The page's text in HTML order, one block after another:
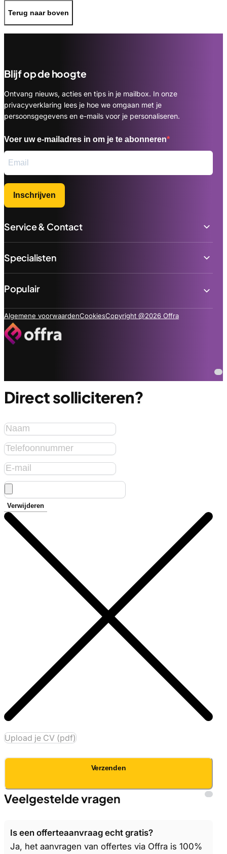
Terug naar boven
Blijf op de hoogte
Ontvang nieuws, acties en tips in je mailbox. In onze
privacyverklaring lees je hoe we omgaan met je
persoonsgegevens en e-mails voor je personaliseren.
Voer uw e-mailadres in om je te abonneren
Inschrijven
Service & Contact
Specialisten
Populair
Algemene voorwaardenCookiesCopyright @2026 Offra
Direct solliciteren?
Verwijderen
Upload je CV (pdf)
Verzenden
Veelgestelde vragen
Is een offerteaanvraag echt gratis?
Ja, het aanvragen van offertes via Offra is 100%